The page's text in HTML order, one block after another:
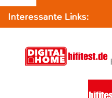
Interessante Links: